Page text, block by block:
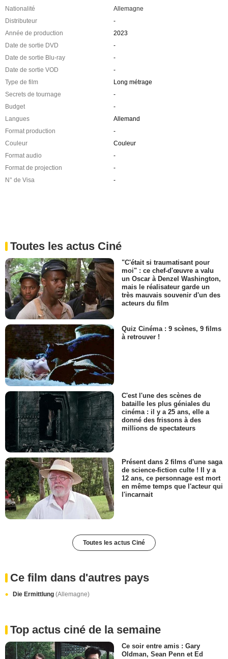
Nationalité
Allemagne
Distributeur
-
Année de production
2023
Date de sortie DVD
-
Date de sortie Blu-ray
-
Date de sortie VOD
-
Type de film
Long métrage
Secrets de tournage
-
Budget
-
Langues
Allemand
Format production
-
Couleur
Couleur
Format audio
-
Format de projection
-
N° de Visa
-
Toutes les actus Ciné
"C'était si traumatisant pour
moi" : ce chef-d'œuvre a valu
un Oscar à Denzel Washington,
mais le réalisateur garde un
très mauvais souvenir d'un des
acteurs du film
Quiz Cinéma : 9 scènes, 9 films
à retrouver !
C'est l'une des scènes de
bataille les plus géniales du
cinéma : il y a 25 ans, elle a
donné des frissons à des
millions de spectateurs
Présent dans 2 films d'une saga
de science-fiction culte ! Il y a
12 ans, ce personnage est mort
en même temps que l'acteur qui
l'incarnait
Toutes les actus Ciné
Ce film dans d'autres pays
Die Ermittlung (Allemagne)
Top actus ciné de la semaine
Ce soir entre amis : Gary
Oldman, Sean Penn et Ed